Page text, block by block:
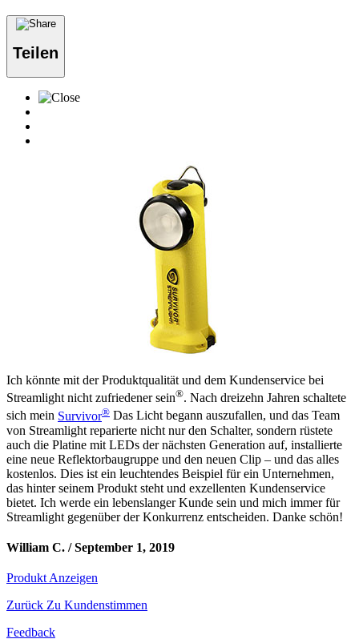
Teilen
Ich könnte mit der Produktqualität und dem Kundenservice bei
Streamlight nicht zufriedener sein®. Nach dreizehn Jahren schaltete
sich mein Survivor® Das Licht begann auszufallen, und das Team
von Streamlight reparierte nicht nur den Schalter, sondern rüstete
auch die Platine mit LEDs der nächsten Generation auf, installierte
eine neue Reflektorbaugruppe und den neuen Clip – und das alles
kostenlos. Dies ist ein leuchtendes Beispiel für ein Unternehmen,
das hinter seinem Produkt steht und exzellenten Kundenservice
bietet. Ich werde ein lebenslanger Kunde sein und mich immer für
Streamlight gegenüber der Konkurrenz entscheiden. Danke schön!
William C. /September 1, 2019
Produkt Anzeigen
Zurück Zu Kundenstimmen
Feedback